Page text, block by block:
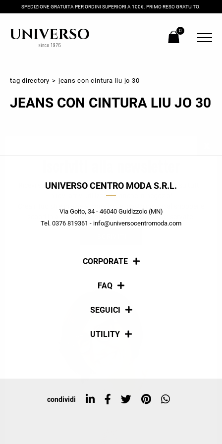
SPEDIZIONE GRATUITA PER ORDINI SUPERIORI A 100€. PRIMO RESO GRATUITO.
0
tag directory > jeans con cintura liu jo 30
JEANS CON CINTURA LIU JO 30
UNIVERSO CENTRO MODA S.R.L.
Via Goito, 34 - 46040 Guidizzolo (MN)
Tel. 0376 819361 - info@universocentromoda.com
CORPORATE
Chi siamo
FAQ
Pagamenti
SEGUICI
Social
UTILITY
Top ricerche
condividi
Ricevi subito il tuo promocode con lo sconto del 20% su tutti i
nuovi arrivi utilizzabile anche in negozio!
scopri in anteprima le offerte in esclusiva a te riservate.